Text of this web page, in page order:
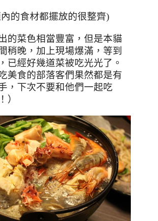
的食材都擺放的很整齊)
的菜色相當豐富，但是本貓
稍晚，加上現場爆滿，等到
已經好幾道菜被吃光光了。
美食的部落客們果然都是有
，下次不要和他們一起吃
）